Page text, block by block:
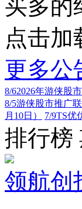
买多的
点击加
更多公
8/62026年游侠股
8/5游侠股市推广
月10日）
7/9TS优
排行榜
领航创